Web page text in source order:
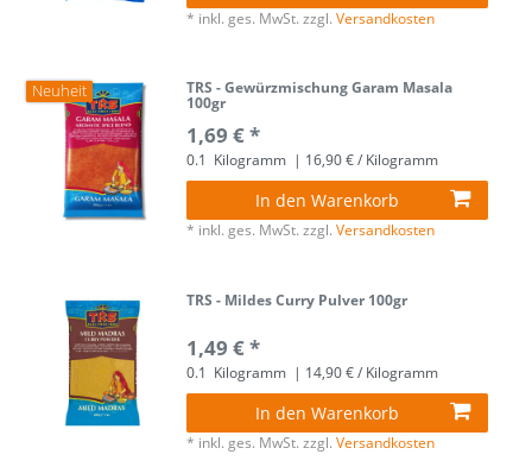
* inkl. ges. MwSt. zzgl.Versandkosten
Neuheit TRS - Gewürzmischung Garam Masala
100gr
1,69 € *
0.1 Kilogramm | 16,90 € / Kilogramm
In den Warenkorb
* inkl. ges. MwSt. zzgl.Versandkosten
TRS - Mildes Curry Pulver 100gr
1,49 € *
0.1 Kilogramm | 14,90 € / Kilogramm
In den Warenkorb
* inkl. ges. MwSt. zzgl.Versandkosten